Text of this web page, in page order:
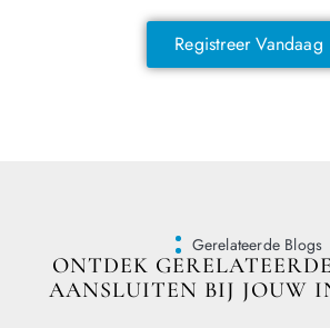
Registreer Vandaag
Gerelateerde Blogs
ONTDEK
AANSLUITEN BIJ JOUW